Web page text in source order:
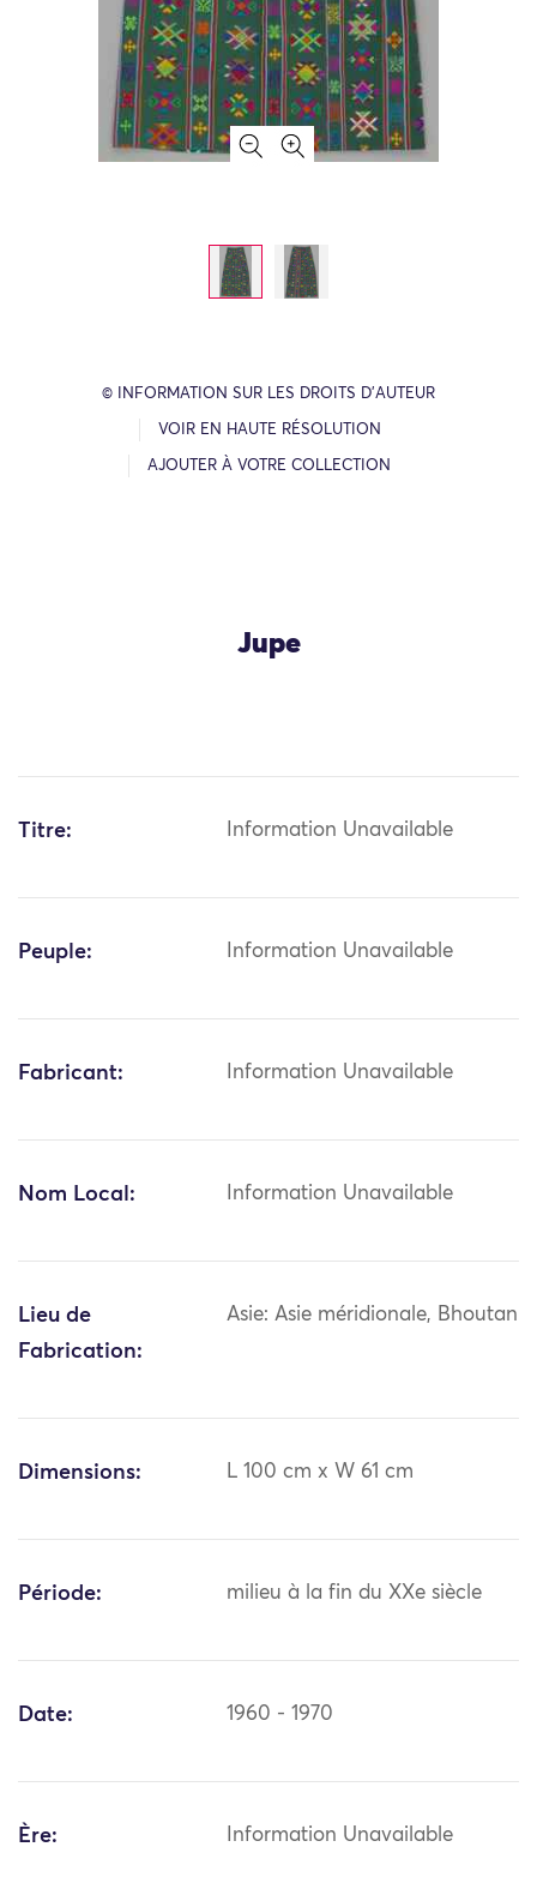
© INFORMATION SUR LES DROITS D’AUTEUR
VOIR EN HAUTE RÉSOLUTION
AJOUTER À VOTRE COLLECTION
Jupe
Titre: Information Unavailable
Peuple: Information Unavailable
Fabricant: Information Unavailable
Nom Local: Information Unavailable
Lieu de
Fabrication:
Asie: Asie méridionale, Bhoutan
Dimensions: L 100 cm x W 61 cm
Période: milieu à la fin du XXe siècle
Date: 1960 - 1970
Ère: Information Unavailable